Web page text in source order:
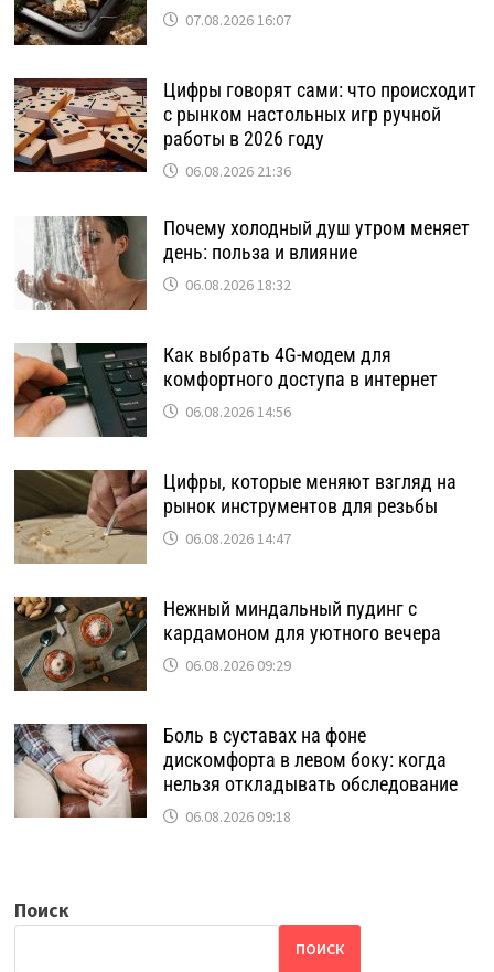
07.08.2026 16:07
Цифры говорят сами: что происходит
с рынком настольных игр ручной
работы в 2026 году
06.08.2026 21:36
Почему холодный душ утром меняет
день: польза и влияние
06.08.2026 18:32
Как выбрать 4G-модем для
комфортного доступа в интернет
06.08.2026 14:56
Цифры, которые меняют взгляд на
рынок инструментов для резьбы
06.08.2026 14:47
Нежный миндальный пудинг с
кардамоном для уютного вечера
06.08.2026 09:29
Боль в суставах на фоне
дискомфорта в левом боку: когда
нельзя откладывать обследование
06.08.2026 09:18
Поиск
ПОИСК